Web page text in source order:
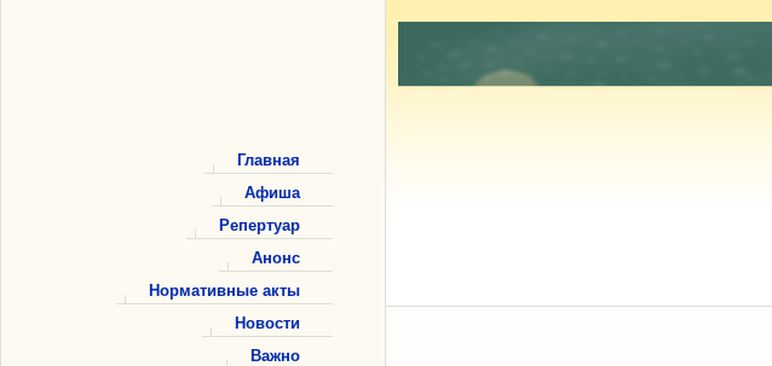
Главная
Афиша
Репертуар
Анонс
Нормативные акты
Новости
Важно